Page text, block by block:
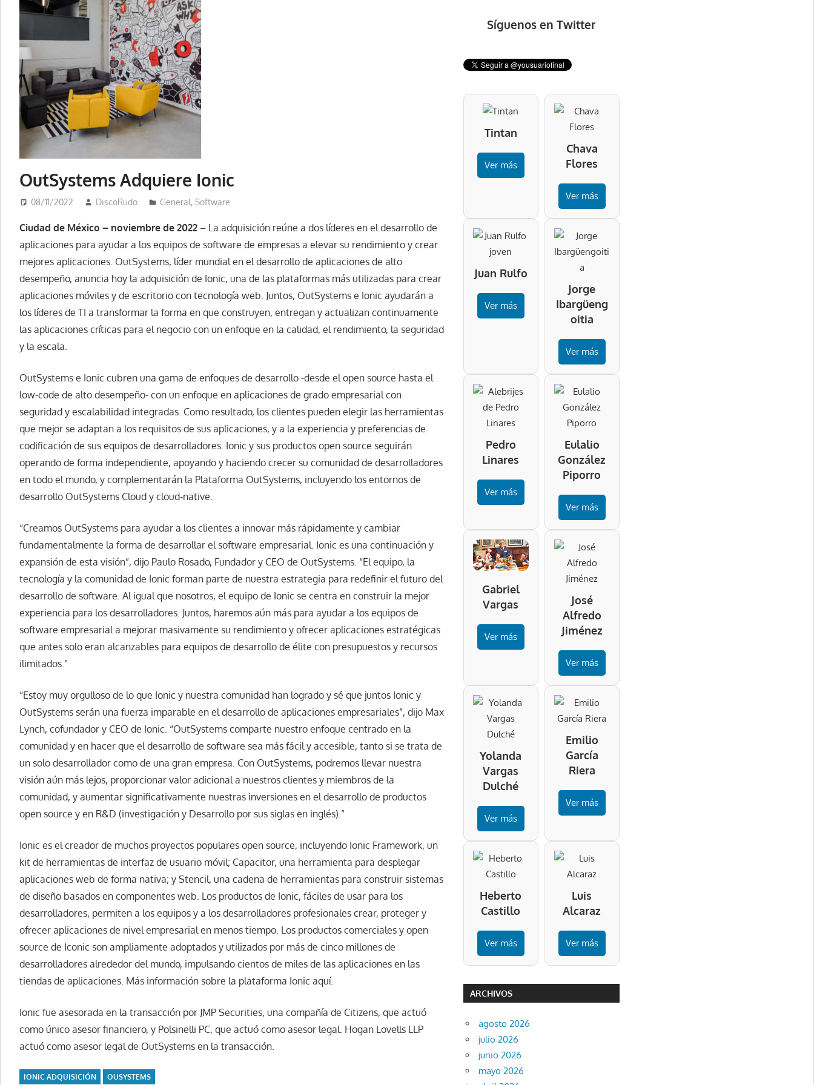
OutSystems Adquiere Ionic
08/11/2022 DiscoRudo General, Software
Ciudad de México – noviembre de 2022 – La adquisición reúne a dos líderes en el desarrollo de
aplicaciones para ayudar a los equipos de software de empresas a elevar su rendimiento y crear
mejores aplicaciones. OutSystems, líder mundial en el desarrollo de aplicaciones de alto
desempeño, anuncia hoy la adquisición de Ionic, una de las plataformas más utilizadas para crear
aplicaciones móviles y de escritorio con tecnología web. Juntos, OutSystems e Ionic ayudarán a
los líderes de TI a transformar la forma en que construyen, entregan y actualizan continuamente
las aplicaciones críticas para el negocio con un enfoque en la calidad, el rendimiento, la seguridad
y la escala.
OutSystems e Ionic cubren una gama de enfoques de desarrollo -desde el open source hasta el
low-code de alto desempeño- con un enfoque en aplicaciones de grado empresarial con
seguridad y escalabilidad integradas. Como resultado, los clientes pueden elegir las herramientas
que mejor se adaptan a los requisitos de sus aplicaciones, y a la experiencia y preferencias de
codificación de sus equipos de desarrolladores. Ionic y sus productos open source seguirán
operando de forma independiente, apoyando y haciendo crecer su comunidad de desarrolladores
en todo el mundo, y complementarán la Plataforma OutSystems, incluyendo los entornos de
desarrollo OutSystems Cloud y cloud-native.
“Creamos OutSystems para ayudar a los clientes a innovar más rápidamente y cambiar
fundamentalmente la forma de desarrollar el software empresarial. Ionic es una continuación y
expansión de esta visión”, dijo Paulo Rosado, Fundador y CEO de OutSystems. “El equipo, la
tecnología y la comunidad de Ionic forman parte de nuestra estrategia para redefinir el futuro del
desarrollo de software. Al igual que nosotros, el equipo de Ionic se centra en construir la mejor
experiencia para los desarrolladores. Juntos, haremos aún más para ayudar a los equipos de
software empresarial a mejorar masivamente su rendimiento y ofrecer aplicaciones estratégicas
que antes solo eran alcanzables para equipos de desarrollo de élite con presupuestos y recursos
ilimitados.”
“Estoy muy orgulloso de lo que Ionic y nuestra comunidad han logrado y sé que juntos Ionic y
OutSystems serán una fuerza imparable en el desarrollo de aplicaciones empresariales”, dijo Max
Lynch, cofundador y CEO de Ionic. “OutSystems comparte nuestro enfoque centrado en la
comunidad y en hacer que el desarrollo de software sea más fácil y accesible, tanto si se trata de
un solo desarrollador como de una gran empresa. Con OutSystems, podremos llevar nuestra
visión aún más lejos, proporcionar valor adicional a nuestros clientes y miembros de la
comunidad, y aumentar significativamente nuestras inversiones en el desarrollo de productos
open source y en R&D (investigación y Desarrollo por sus siglas en inglés).”
Ionic es el creador de muchos proyectos populares open source, incluyendo Ionic Framework, un
kit de herramientas de interfaz de usuario móvil; Capacitor, una herramienta para desplegar
aplicaciones web de forma nativa; y Stencil, una cadena de herramientas para construir sistemas
de diseño basados en componentes web. Los productos de Ionic, fáciles de usar para los
desarrolladores, permiten a los equipos y a los desarrolladores profesionales crear, proteger y
ofrecer aplicaciones de nivel empresarial en menos tiempo. Los productos comerciales y open
source de Iconic son ampliamente adoptados y utilizados por más de cinco millones de
desarrolladores alrededor del mundo, impulsando cientos de miles de las aplicaciones en las
tiendas de aplicaciones. Más información sobre la plataforma Ionic aquí.
Ionic fue asesorada en la transacción por JMP Securities, una compañía de Citizens, que actuó
como único asesor financiero, y Polsinelli PC, que actuó como asesor legal. Hogan Lovells LLP
actuó como asesor legal de OutSystems en la transacción.
IONIC ADQUISICIÓN OUSYSTEMS
Síguenos en Twitter
Tintan
Ver más
Chava
Flores
Ver más
Juan Rulfo
Ver más
Jorge
Ibargüeng
oitia
Ver más
Pedro
Linares
Ver más
Eulalio
González
Piporro
Ver más
Gabriel
Vargas
Ver más
José
Alfredo
Jiménez
Ver más
Yolanda
Vargas
Dulché
Ver más
Emilio
García
Riera
Ver más
Heberto
Castillo
Ver más
Luis
Alcaraz
Ver más
ARCHIVOS
agosto 2026
julio 2026
junio 2026
mayo 2026